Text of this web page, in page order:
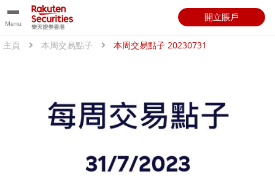
Menu
開立賬戶
主頁 本周交易點子 本周交易點子 20230731